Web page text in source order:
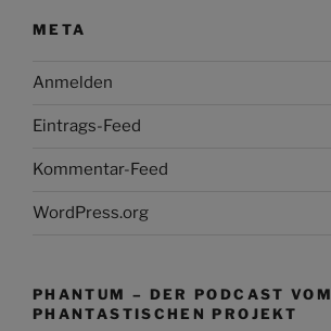
META
Anmelden
Eintrags-Feed
Kommentar-Feed
WordPress.org
PHANTUM – DER PODCAST VOM
PHANTASTISCHEN PROJEKT